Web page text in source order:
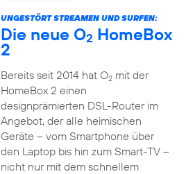
UNGESTÖRT STREAMEN UND SURFEN:
Die neue O2 HomeBox
2
Bereits seit 2014 hat O2mit der
HomeBox 2 einen
designprämierten DSL-Router im
Angebot, der alle heimischen
Geräte – vom Smartphone über
den Laptop bis hin zum Smart-TV –
nicht nur mit dem schnellem